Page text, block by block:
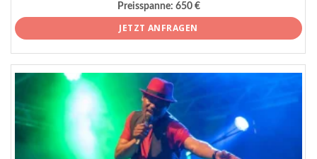
Preisspanne: 650 €
JETZT ANFRAGEN